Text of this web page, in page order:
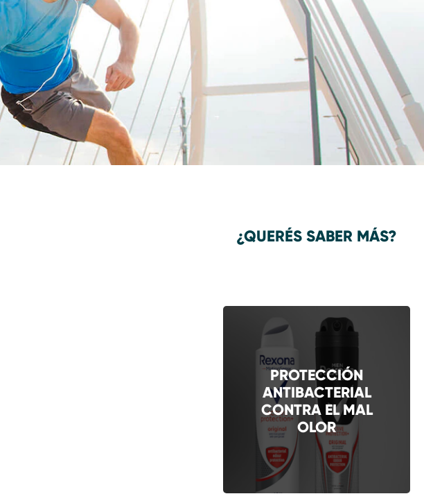
¿QUERÉS SABER MÁS?
PROTECCIÓN
ANTIBACTERIAL
CONTRA EL MAL
OLOR